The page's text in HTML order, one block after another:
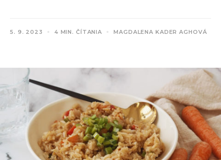
5. 9. 2023 4 MIN. ČÍTANIA MAGDALENA KADER AGHOVÁ